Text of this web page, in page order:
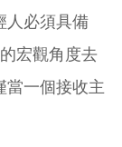
人必須具備
宏觀角度去
當一個接收主